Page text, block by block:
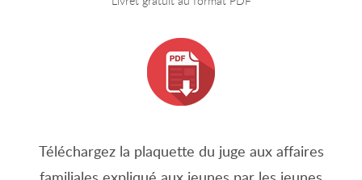
Téléchargez la plaquette du juge aux affaires